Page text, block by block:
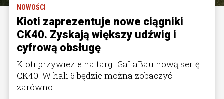
NOWOŚCI
Kioti zaprezentuje nowe ciągniki
CK40. Zyskają większy udźwig i
cyfrową obsługę
Kioti przywiezie na targi GaLaBau nową serię
CK40. W hali 6 będzie można zobaczyć
zarówno ...